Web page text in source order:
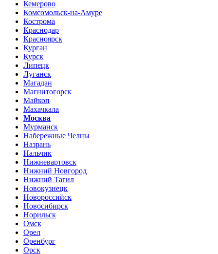
Кемерово
Комсомольск-на-Амуре
Кострома
Краснодар
Красноярск
Курган
Курск
Липецк
Луганск
Магадан
Магнитогорск
Майкоп
Махачкала
Москва
Мурманск
Набережные Челны
Назрань
Нальчик
Нижневартовск
Нижний Новгород
Нижний Тагил
Новокузнецк
Новороссийск
Новосибирск
Норильск
Омск
Орел
Оренбург
Орск